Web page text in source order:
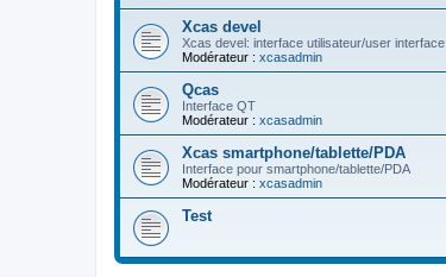
Xcas devel
Xcas devel: interface utilisateur/user interface
Modérateur : xcasadmin
Qcas
Interface QT
Modérateur : xcasadmin
Xcas smartphone/tablette/PDA
Interface pour smartphone/tablette/PDA
Modérateur : xcasadmin
Test